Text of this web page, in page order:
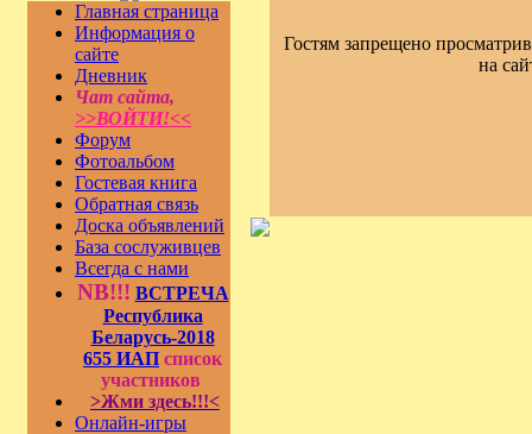
Главная страница
Информация о
сайте
Дневник
Чат сайта,
>>ВОЙТИ!<<
Форум
Фотоальбом
Гостевая книга
Обратная связь
Доска объявлений
База сослуживцев
Всегда с нами
NB!!! ВСТРЕЧА
Республика
Беларусь-2018
655 ИАП список
участников
>Жми здесь!!!<
Онлайн-игры
Гостям запрещено
на